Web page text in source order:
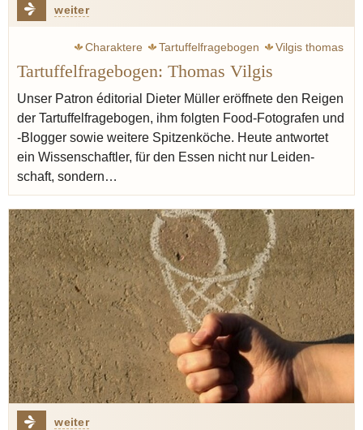
weiter
Charaktere Tartuffelfragebogen
Vilgis thomas
Weißwein
Butter Kutteln Leber
Champagner
Pasta Pastis Blogger
Tartuffelfragebogen: Thomas Vilgis
Unser Patron éditorial Dieter Müller eröffnete den Reigen
der Tartuffel­fragebogen, ihm folgten Food-Fotografen und
-Blogger sowie weitere Spitzen­köche. Heute antwortet
ein Wissen­schaftler, für den Essen nicht nur Leiden­
schaft, sondern…
weiter